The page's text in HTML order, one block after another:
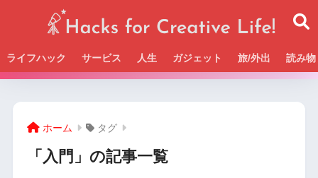
ライフハック サービス 人生 ガジェット 旅/外出 読み物
Beckの活動＆SNSまとめはこちら
ホーム タグ
「入門」の記事一覧